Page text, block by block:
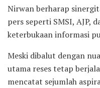
Nirwan berharap
pers seperti SMSI, AJP,
keterbukaan informasi
Meski dibalut dengan
utama reses tetap
mencatat sejumlah